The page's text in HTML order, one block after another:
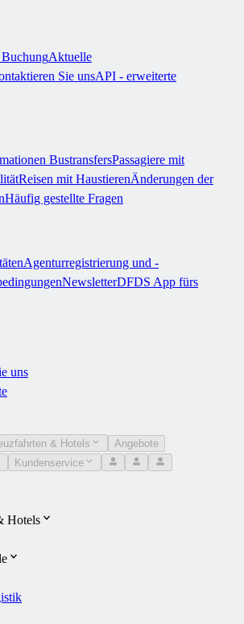
Aktuelle
Sie unsAPI - erweiterte
BustransfersPassagiere mit
Reisen mit HaustierenÄnderungen der
Häufig gestellte Fragen
Agenturregistrierung und -
NewsletterDFDS App fürs
uns
& Hotels
Angebote
Kundenservice
Hotels